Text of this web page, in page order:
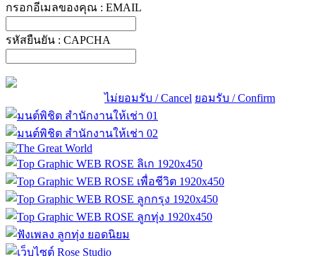
กรอกอีเมลของคุณ : EMAIL
รหัสยืนยัน : CAPCHA
ไม่ยอมรับ / Cancel ยอมรับ / Confirm